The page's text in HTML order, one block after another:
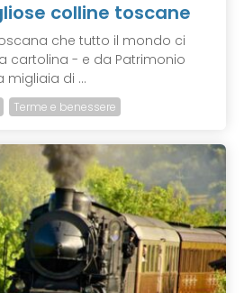
colline toscane
che tutto il mondo ci
cartolina - e da Patrimonio
migliaia di ...
Terme e benessere